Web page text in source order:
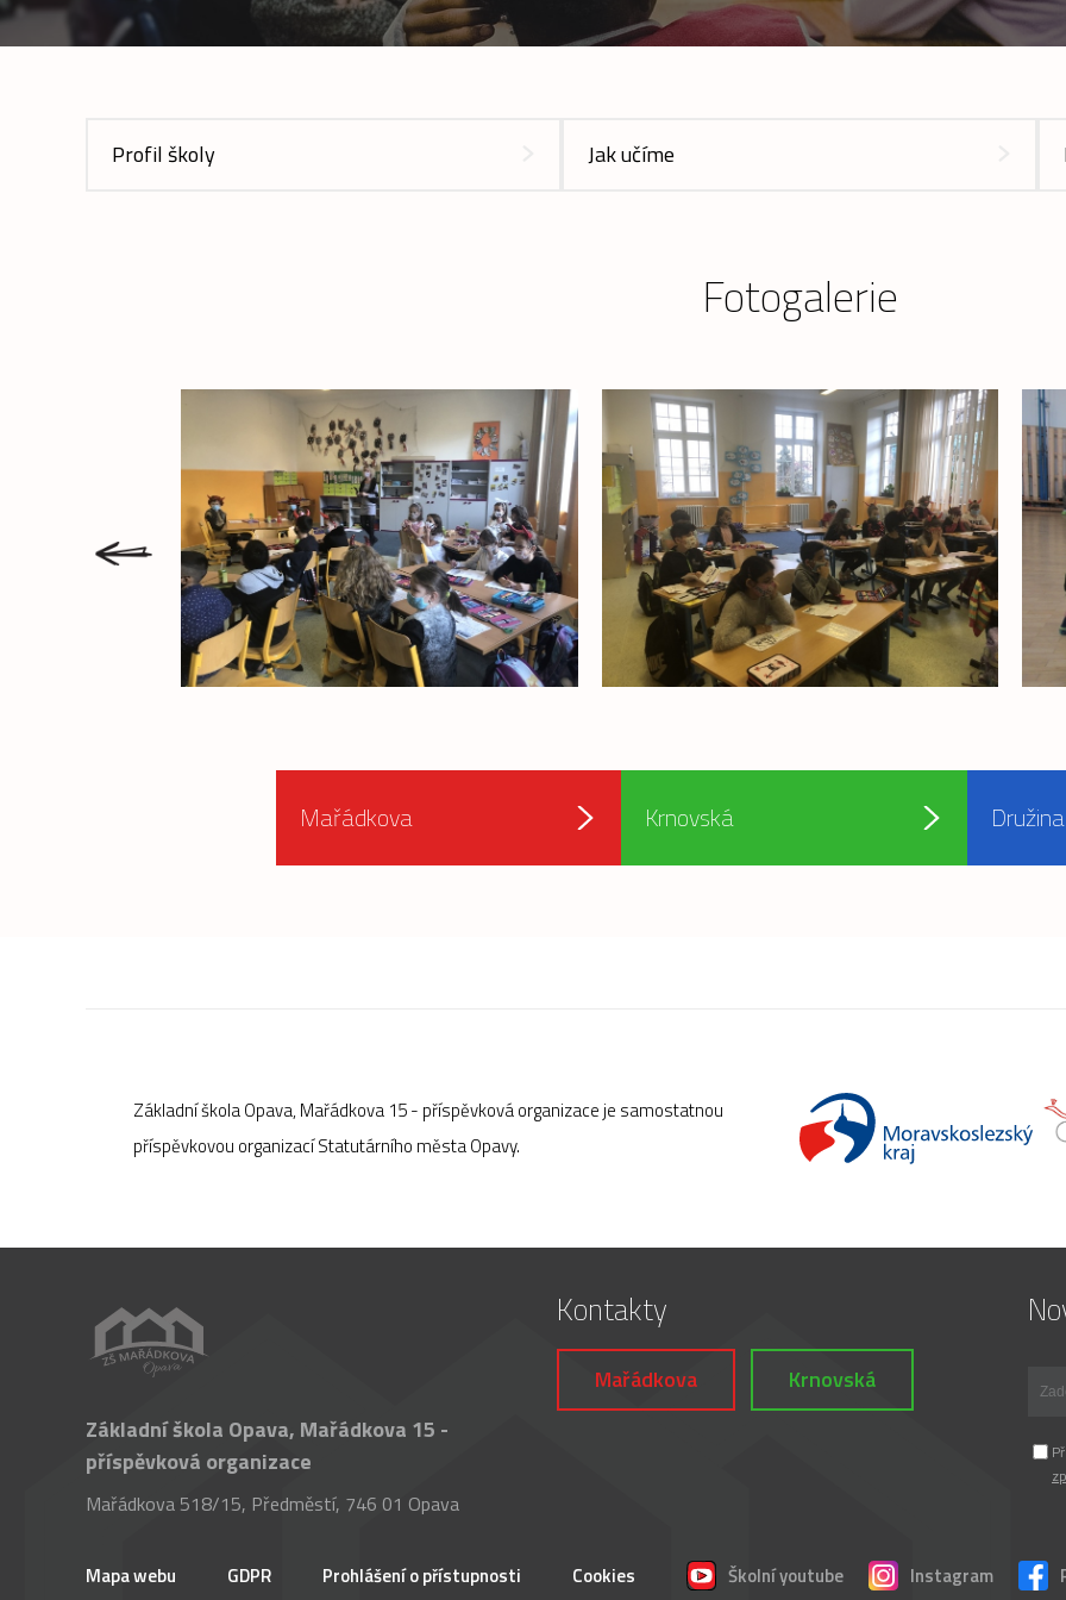
Profil školy Jak učíme
Fotogalerie
Mařádkova Krnovská Družina
Základní škola Opava, Mařádkova 15 - příspěvková organizace je samostatnou
příspěvkovou organizací Statutárního města Opavy.
Základní škola Opava, Mařádkova 15 -
příspěvková organizace
Mařádkova 518/15, Předměstí, 746 01 Opava
Kontakty
Mařádkova Krnovská
Mapa webu GDPR Prohlášení o přístupnosti Cookies Školní youtube Instagram